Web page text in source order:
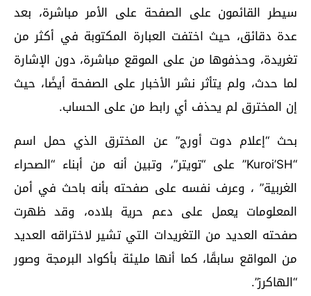
سيطر القائمون على الصفحة على الأمر مباشرة، بعد
عدة دقائق، حيث اختفت العبارة المكتوبة في أكثر من
تغريدة، وحذفوها من على الموقع مباشرة، دون الإشارة
لما حدث، ولم يتأثر نشر الأخبار على الصفحة أيضًا، حيث
إن المخترق لم يحذف أي رابط من على الحساب.
بحث “إعلام دوت أورج” عن المخترق الذي حمل اسم
“Kuroi’SH” على “تويتر”، وتبين أنه من أبناء “الصحراء
الغربية” ، وعرف نفسه على صفحته بأنه باحث في أمن
المعلومات يعمل على دعم حرية بلاده، وقد ظهرت
صفحته العديد من التغريدات التي تشير لاختراقه العديد
من المواقع سابقًا، كما أنها مليئة بأكواد البرمجة وصور
“الهاكرز”.